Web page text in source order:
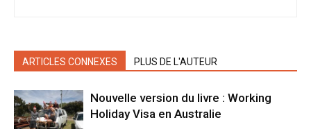
ARTICLES CONNEXES PLUS DE L'AUTEUR
Nouvelle version du livre : Working
Holiday Visa en Australie